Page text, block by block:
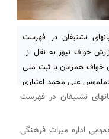
نشتیفان در فهرست
خواف نیوز به نقل از
خواف همزمان با ثبت ملی
علی محمد اعتباری
های زنده بشری قرار
نشتیفان در فهرست
اداره میراث فرهنگی